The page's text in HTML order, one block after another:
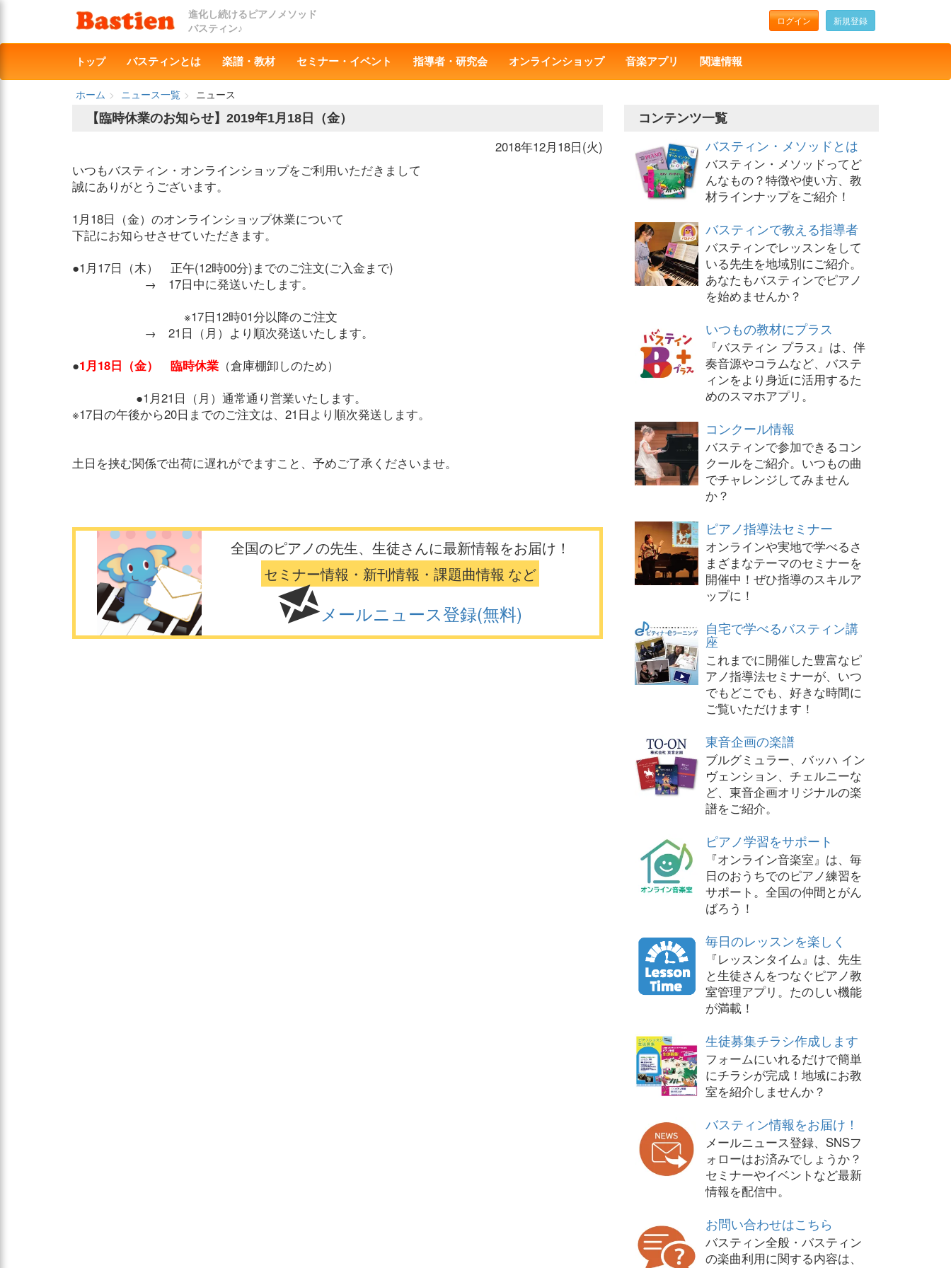
進化し続けるピアノメソッド
バスティン♪
ログイン 新規登録
トップ バスティンとは 楽譜・教材 セミナー・イベント 指導者・研究会 オンラインショップ 音楽アプリ 関連情報
ホーム ニュース一覧
ニュース
【臨時休業のお知らせ】2019年1月18日（金）
2018年12月18日(火)
いつもバスティン・オンラインショップをご利用いただきまして
誠にありがとうございます。
1月18日（金）のオンラインショップ休業について
下記にお知らせさせていただきます。
●1月17日（木） 正午(12時00分)までのご注文(ご入金まで)
→ 17日中に発送いたします。
※17日12時01分以降のご注文
→ 21日（月）より順次発送いたします。
●1月18日（金） 臨時休業 （倉庫棚卸しのため）
●1月21日（月）通常通り営業いたします。
※17日の午後から20日までのご注文は、21日より順次発送します。
土日を挟む関係で出荷に遅れがでますこと、予めご了承くださいませ。
全国のピアノの先生、生徒さんに最新情報をお届け！
セミナー情報・新刊情報・課題曲情報 など
メールニュース登録(無料)
コンテンツ一覧
バスティン・メソッドとは
バスティン・メソッドってど
んなもの？特徴や使い方、教
材ラインナップをご紹介！
バスティンで教える指導者
バスティンでレッスンをして
いる先生を地域別にご紹介。
あなたもバスティンでピアノ
を始めませんか？
いつもの教材にプラス
『バスティン プラス』は、伴
奏音源やコラムなど、バステ
ィンをより身近に活用するた
めのスマホアプリ。
コンクール情報
バスティンで参加できるコン
クールをご紹介。いつもの曲
でチャレンジしてみません
か？
ピアノ指導法セミナー
オンラインや実地で学べるさ
まざまなテーマのセミナーを
開催中！ぜひ指導のスキルア
ップに！
自宅で学べるバスティン講
座
これまでに開催した豊富なピ
アノ指導法セミナーが、いつ
でもどこでも、好きな時間に
ご覧いただけます！
東音企画の楽譜
ブルグミュラー、バッハ イン
ヴェンション、チェルニーな
ど、東音企画オリジナルの楽
譜をご紹介。
ピアノ学習をサポート
『オンライン音楽室』は、毎
日のおうちでのピアノ練習を
サポート。全国の仲間とがん
ばろう！
毎日のレッスンを楽しく
『レッスンタイム』は、先生
と生徒さんをつなぐピアノ教
室管理アプリ。たのしい機能
が満載！
生徒募集チラシ作成します
フォームにいれるだけで簡単
にチラシが完成！地域にお教
室を紹介しませんか？
バスティン情報をお届け！
メールニュース登録、SNSフ
ォローはお済みでしょうか？
セミナーやイベントなど最新
情報を配信中。
お問い合わせはこちら
バスティン全般・バスティン
の楽曲利用に関する内容は、